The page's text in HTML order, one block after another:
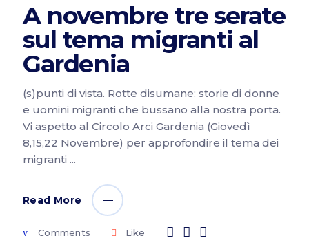
A novembre tre serate
sul tema migranti al
Gardenia
(s)punti di vista. Rotte disumane: storie di donne
e uomini migranti che bussano alla nostra porta.
Vi aspetto al Circolo Arci Gardenia (Giovedì
8,15,22 Novembre) per approfondire il tema dei
migranti
Read More
Comments Like